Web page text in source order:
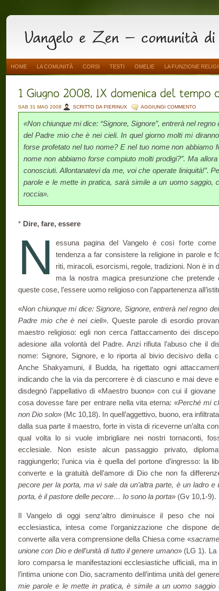
HOME LA COMUNITÀ CORSI TESTI OMELIE LA FUNZIONE
SAB 31 MAG 2008 SCRITTO DA PIERINUX AGGIUNGI COMMENTO
«Non chiunque mi dice: “Signore, Signore”, entrerà nel
del Padre mio che è nei cieli. In quel giorno molti mi
forse profetato nel tuo nome? E nel tuo nome non abbiamo
nome non abbiamo forse compiuto molti prodigi?”. Ma
conosciuti. Allontanatevi da me, voi che operate liniquità!”.
parole e le mette in pratica, sarà simile a un uomo saggio,
roccia».
* Dire, fare, essere
N
essuna pagina del Vangelo è così forte
tendenza a far consistere la religione in parole e
riti, miracoli, esorcismi, regole, tradizioni. Non è in
ma la nostra magica presunzione che
queste cose, l’essere uomo religioso con l’appartenenza
«Non chiunque mi dice: Signore, Signore, entrerà nel regno
Padre mio che è nei cieli». Queste parole di esordio
maestro religioso: egli non cerca l’attaccamento dei
adesione alla volontà del Padre. Anzi rifiuta l’abuso che il
nome: Signore, Signore, e lo riporta al bivio decisivo della
Anche Shakyamuni, il Budda, ha rigettato ogni
indicando che la via da percor­rere è di ciascuno e mai deve
disdegnò l’appellativo di «Maestro buono» con cui il
cosa dovesse fare per entrare nella vita eterna: «Perché mi
non Dio solo» (Mc 10,18). In quell’aggettivo, buono, era
dalla sua parte il maestro, forte in vista di riceverne un’alta
qual volta lo si vuole imbrigliare nei nostri tornaconti,
ecclesiale. Non esiste alcun passaggio privato,
raggiungerlo; l’unica via è quella del portone d’ingresso: la
converte e la gratuità dell’amore di Dio che non fa
pecore per la porta, ma vi sale da un’altra parte, è un ladro
porta, è il pastore delle pecore… Io sono la porta» (Gv 10,1-9).
Il Vangelo di oggi senz’altro diminuisce il peso che noi
ecclesiastica, intesa come l’organizzazione che dispone
converte alla vera comprensione della Chiesa come «
unione con Dio e dell’unità di tutto il genere umano» (LG 1). La
loro comparsa le manifestazioni ecclesiastiche ufficiali, ma
l’intima unione con Dio, sacramento dell’in­tima unità del
mie parole e le mette in pratica, è simile a un uomo